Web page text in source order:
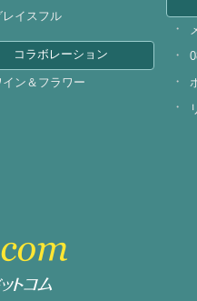
レイスフル
コラボレーション
イン＆フラワー